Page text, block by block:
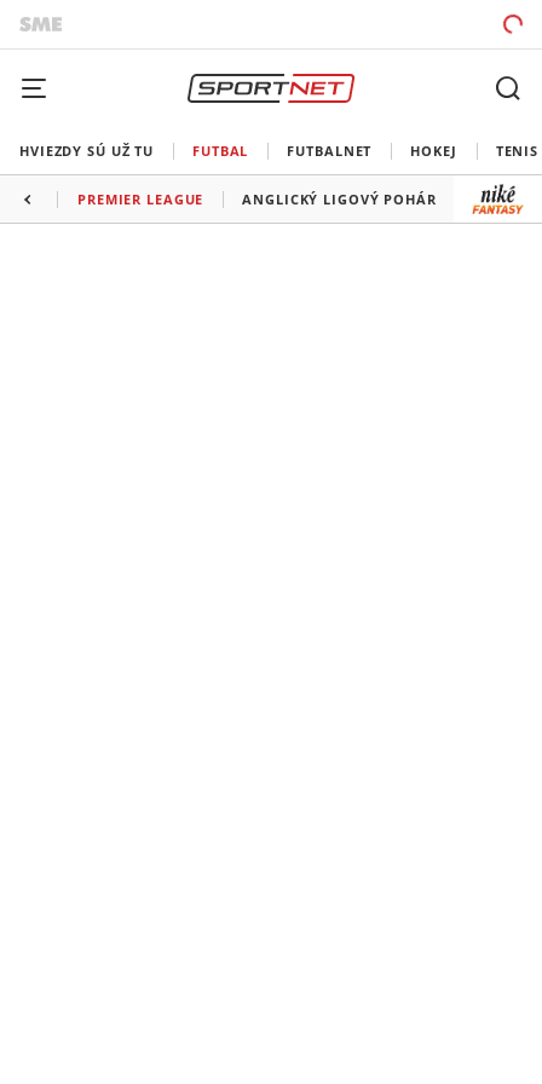
HVIEZDY SÚ UŽ TU FUTBAL FUTBALNET HOKEJ TENIS
PREMIER LEAGUE ANGLICKÝ LIGOVÝ POHÁR FA CUP